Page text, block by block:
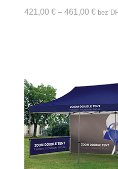
421,00 € – 461,00 € bez